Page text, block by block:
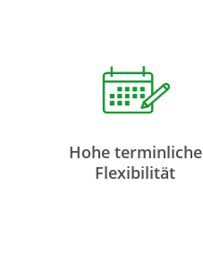
Hohe terminliche
Flexibilität